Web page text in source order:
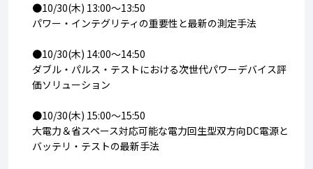
●10/30(木) 13:00～13:50
パワー・インテグリティの重要性と最新の測定手法
●10/30(木) 14:00～14:50
ダブル・パルス・テストにおける次世代パワーデバイス評
価ソリューション
●10/30(木) 15:00～15:50
大電力＆省スペース対応可能な電力回生型双方向DC電源と
バッテリ・テストの最新手法